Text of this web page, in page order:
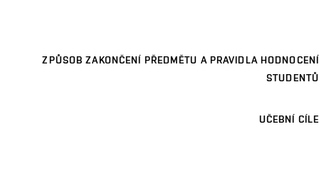
ZPŮSOB ZAKONČENÍ PŘEDMĚTU A PRAVIDLA HODNOCENÍ
STUDENTŮ
UČEBNÍ CÍLE